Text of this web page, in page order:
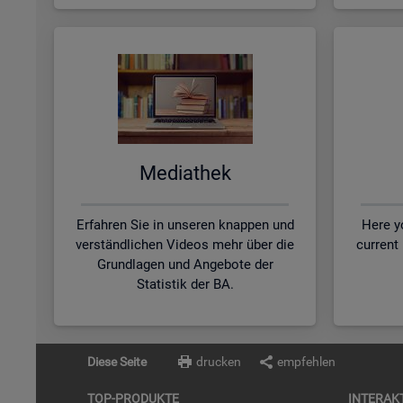
Me­dia­thek
Erfahren Sie in unseren knappen und
verständlichen Videos mehr über die
Grundlagen und Angebote der
Statistik der BA.
Here
current
Diese Seite drucken empfehlen
TOP-PRO­DUK­TE